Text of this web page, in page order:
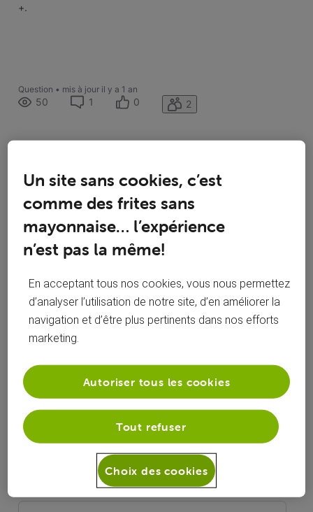
+.
Question • mis à jour il y a 1 an
50 1 0 2
J'aime COMMENTAIRE
Réponses
Un site sans cookies, c’est
comme des frites sans
mayonnaise… l’expérience
n’est pas la même!
En acceptant tous nos cookies, vous nous permettez
d’analyser l’utilisation de notre site, d’en améliorer la
navigation et d’être plus pertinents dans nos efforts
marketing.
Tout refuser
Autoriser tous les cookies
Choix des cookies